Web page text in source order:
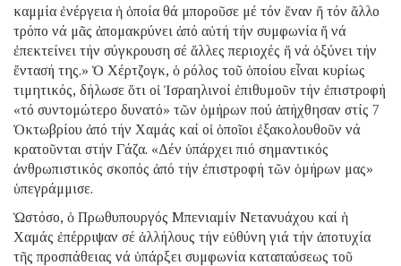
καμμία ἐνέργεια ἡ ὁποία θά μποροῦσε μέ τόν ἕναν ἤ τόν ἄλλο
τρόπο νά μᾶς ἀπομακρύνει ἀπό αὐτή τήν συμφωνία ἤ νά
ἐπεκτείνει τήν σύγκρουση σέ ἄλλες περιοχές ἤ νά ὀξύνει τήν
ἔντασή της.» Ὁ Χέρτζογκ, ὁ ρόλος τοῦ ὁποίου εἶναι κυρίως
τιμητικός, δήλωσε ὅτι οἱ Ἰσραηλινοί ἐπιθυμοῦν τήν ἐπιστροφή
«τό συντομώτερο δυνατό» τῶν ὁμήρων πού ἀπήχθησαν στίς 7
Ὀκτωβρίου ἀπό τήν Χαμάς καί οἱ ὁποῖοι ἐξακολουθοῦν νά
κρατοῦνται στήν Γάζα. «Δέν ὑπάρχει πιό σημαντικός
ἀνθρωπιστικός σκοπός ἀπό τήν ἐπιστροφή τῶν ὁμήρων μας»
ὑπεγράμμισε.
Ὡστόσο, ὁ Πρωθυπουργός Μπενιαμίν Νετανυάχου καί ἡ
Χαμάς ἐπέρριψαν σέ ἀλλήλους τήν εὐθύνη γιά τήν ἀποτυχία
τῆς προσπάθειας νά ὑπάρξει συμφωνία καταπαύσεως τοῦ